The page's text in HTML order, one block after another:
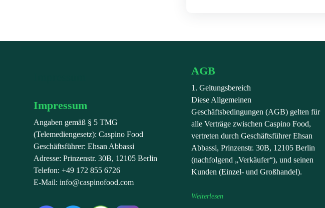
Impressum
Angaben gemäß § 5 TMG
(Telemediengesetz): Caspino Food
Geschäftsführer: Ehsan Abbassi
Adresse: Prinzenstr. 30B, 12105 Berlin
Telefon: +49 172 855 6726
E-Mail: info@caspinofood.com
AGB
1. Geltungsbereich
Diese Allgemeinen
Geschäftsbedingungen (AGB) gelten für
alle Verträge zwischen Caspino Food,
vertreten durch Geschäftsführer Ehsan
Abbassi, Prinzenstr. 30B, 12105 Berlin
(nachfolgend „Verkäufer“), und seinen
Kunden (Einzel- und Großhandel).
Weiterlesen